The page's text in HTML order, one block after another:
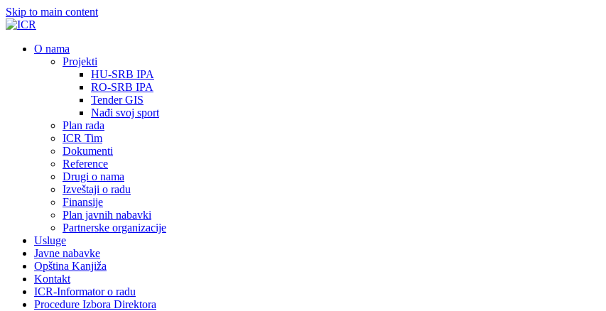
Skip to main content
О nama
Projekti
HU-SRB IPA
RO-SRB IPA
Tender GIS
Nađi svoj sport
Plan rada
ICR Tim
Dokumenti
Reference
Drugi o nama
Izveštaji o radu
Finansije
Plan javnih nabavki
Partnerske organizacije
Usluge
Javne nabavke
Opština Kanjiža
Kontakt
ICR-Informator o radu
Procedure Izbora Direktora